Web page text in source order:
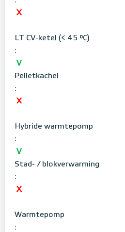
X
LT CV-ketel (< 45 °C)
:
V
Pelletkachel
:
X
Hybride warmtepomp
:
V
Stad- / blokverwarming
:
X
Warmtepomp
: